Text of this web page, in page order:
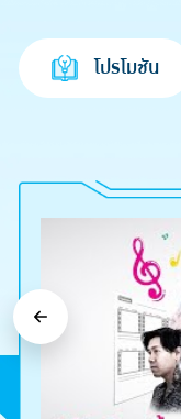
โปรโมชัน
Previous